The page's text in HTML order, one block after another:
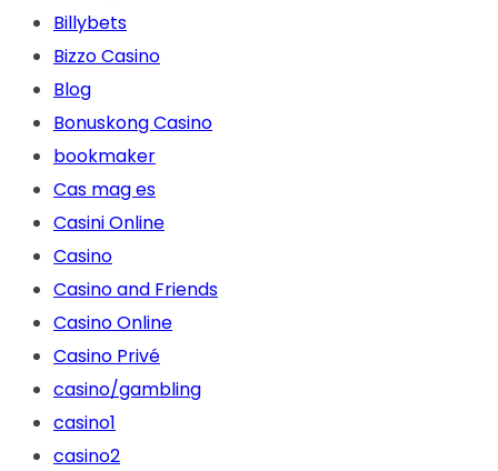
Billybets
Bizzo Casino
Blog
Bonuskong Casino
bookmaker
Cas mag es
Casini Online
Casino
Casino and Friends
Casino Online
Casino Privé
casino/gambling
casino1
casino2